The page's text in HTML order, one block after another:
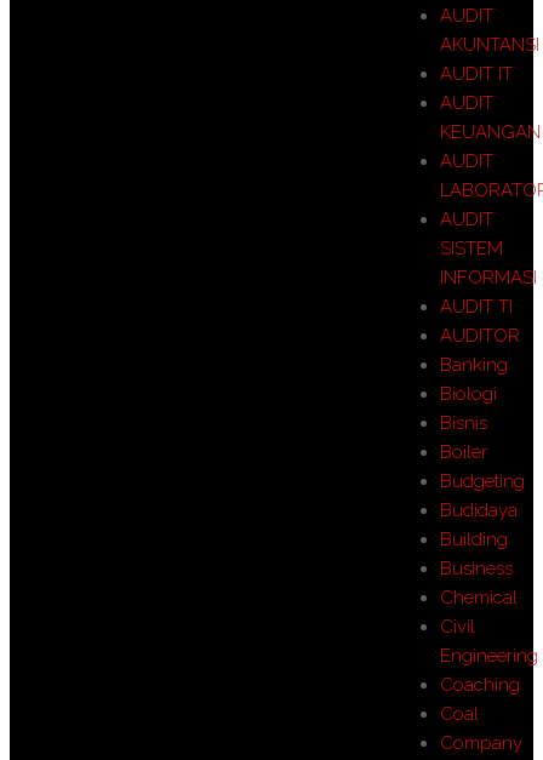
AUDIT
AKUNTANSI
AUDIT IT
AUDIT
KEUANGAN
AUDIT
AUDIT
SISTEM
INFORMASI
AUDIT TI
AUDITOR
Banking
Biologi
Bisnis
Boiler
Budgeting
Budidaya
Building
Business
Chemical
Civil
Engineering
Coaching
Coal
Company